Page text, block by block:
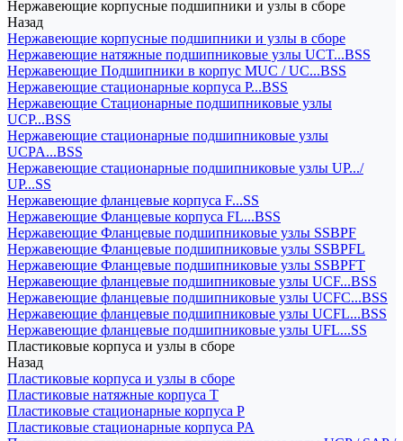
Нержавеющие корпусные подшипники и узлы в сборе
Назад
Нержавеющие корпусные подшипники и узлы в сборе
Нержавеющие натяжные подшипниковые узлы UCT...BSS
Нержавеющие Подшипники в корпус MUC / UC...BSS
Нержавеющие стационарные корпуса P...BSS
Нержавеющие Стационарные подшипниковые узлы
UCP...BSS
Нержавеющие стационарные подшипниковые узлы
UCPA...BSS
Нержавеющие стационарные подшипниковые узлы UP.../
UP...SS
Нержавеющие фланцевые корпуса F...SS
Нержавеющие Фланцевые корпуса FL...BSS
Нержавеющие Фланцевые подшипниковые узлы SSBPF
Нержавеющие Фланцевые подшипниковые узлы SSBPFL
Нержавеющие Фланцевые подшипниковые узлы SSBPFT
Нержавеющие фланцевые подшипниковые узлы UCF...BSS
Нержавеющие фланцевые подшипниковые узлы UCFC...BSS
Нержавеющие фланцевые подшипниковые узлы UCFL...BSS
Нержавеющие фланцевые подшипниковые узлы UFL...SS
Пластиковые корпуса и узлы в сборе
Назад
Пластиковые корпуса и узлы в сборе
Пластиковые натяжные корпуса T
Пластиковые стационарные корпуса P
Пластиковые стационарные корпуса PA